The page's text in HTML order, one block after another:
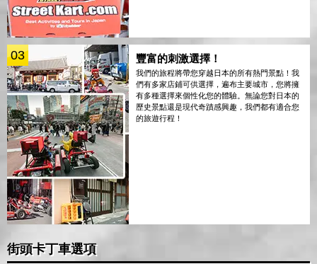
03 豐富的刺激選擇！
我們的旅程將帶您穿越日本的所有熱門景點！我
們有多家店鋪可供選擇，遍布主要城市，您將擁
有多種選擇來個性化您的體驗。無論您對日本的
歷史景點還是現代奇蹟感興趣，我們都有適合您
的旅遊行程！
街頭卡丁車選項